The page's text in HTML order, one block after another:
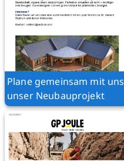
Plane gemeinsam mit uns
unser Neubauprojekt